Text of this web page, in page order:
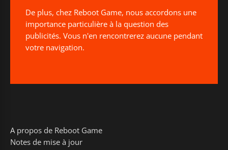
De plus, chez Reboot Game, nous accordons une
importance particulière à la question des
publicités. Vous n'en rencontrerez aucune pendant
votre navigation.
A propos de Reboot Game
Notes de mise à jour